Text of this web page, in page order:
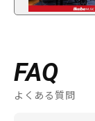
FAQ
よくある質問